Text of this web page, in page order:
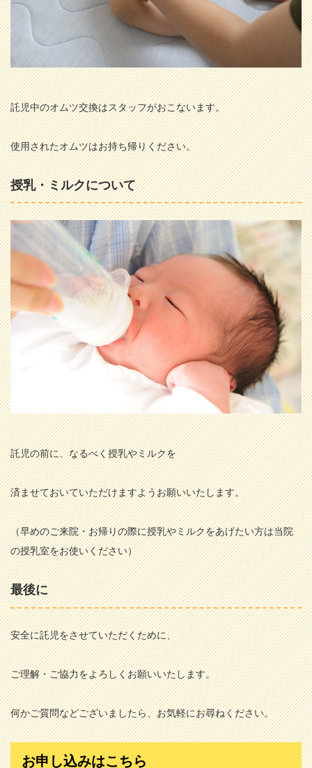
託児中のオムツ交換はスタッフがおこないます。
使用されたオムツはお持ち帰りください。
授乳・ミルクについて
託児の前に、なるべく授乳やミルクを
済ませておいていただけますようお願いいたします。
（早めのご来院・お帰りの際に授乳やミルクをあげたい方は当院
の授乳室をお使いください）
最後に
安全に託児をさせていただくために、
ご理解・ご協力をよろしくお願いいたします。
何かご質問などございましたら、お気軽にお尋ねください。
お申し込みはこちら